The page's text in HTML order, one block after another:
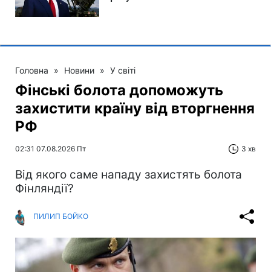
Головна » Новини » У світі
Фінські болота допоможуть
захистити країну від вторгнення
РФ
02:31 07.08.2026 Пт 3 хв
Від якого саме нападу захистять болота
Фінляндії?
ПИЛИП БОЙКО